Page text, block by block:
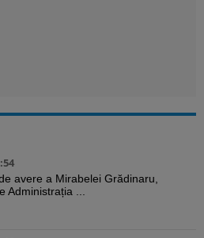
avere a Mirabelei Grădinaru,
Administrația ...